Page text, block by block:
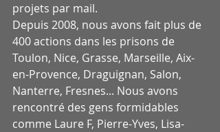
projets par mail.
Depuis 2008, nous avons fait plus de
400 actions dans les prisons de
Toulon, Nice, Grasse, Marseille, Aix-
en-Provence, Draguignan, Salon,
Nanterre, Fresnes... Nous avons
rencontré des gens formidables
comme Laure F, Pierre-Yves, Lisa-